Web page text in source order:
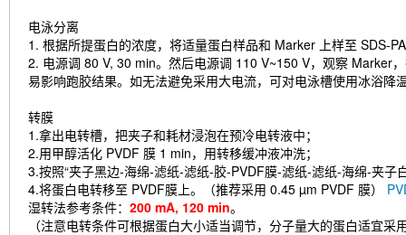
电泳分离
1. 根据所提蛋白的浓度，将适量蛋白样品和 Marker 上样至 SDS-
2. 电源调 80 V, 30 min。然后电源调 110 V~150 V，观察 Marker
易影响跑胶结果。如无法避免采用大电流，可对电泳槽使用冰浴降
转膜
1.拿出电转槽，把夹子和耗材浸泡在预冷电转液中；
2.用甲醇活化 PVDF 膜 1 min，用转移缓冲液冲洗；
3.按照“夹子黑边-海绵-滤纸-滤纸-胶-PVDF膜-滤纸-滤纸-海绵-夹子
4.将蛋白电转移至 PVDF膜上。（推荐采用 0.45 µm PVDF 膜）
湿转法参考条件： 200 mA, 120 min。
（注意电转条件可根据蛋白大小适当调节，分子量大的蛋白适宜